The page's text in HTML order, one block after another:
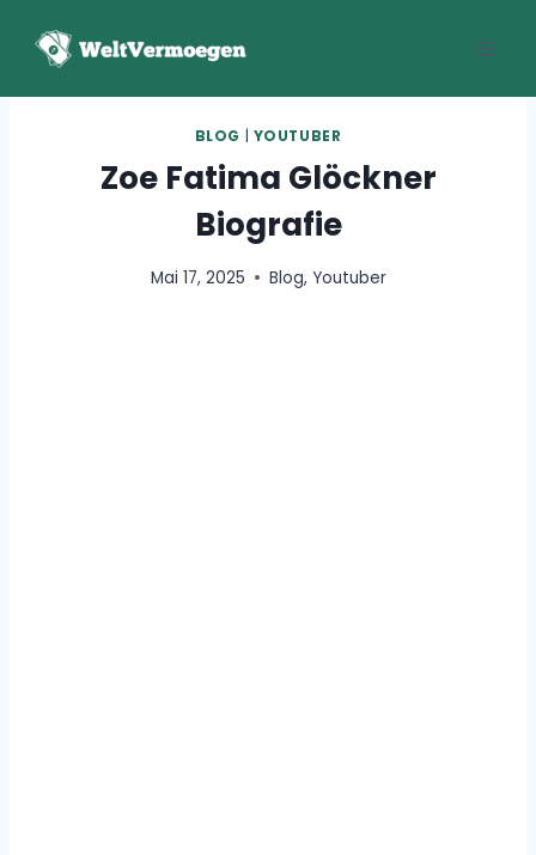
Inhalt
BLOG YOUTUBER
Zoe Fatima Glöckner
Biografie
Mai 17, 2025 Blog, Youtuber